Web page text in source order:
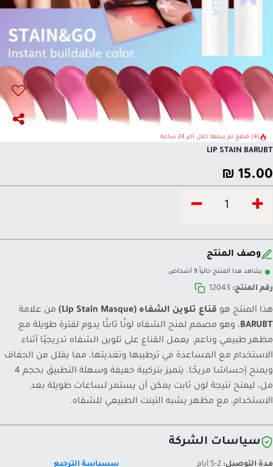
(4) قطع تم بيعها خلال آخر 24 ساعة
LIP STAIN BARUBT
15.00
₪
وصف المنتج
يشاهد هذا المنتج حالياً 9 أشخاص
رقم المنتج: 12043
هذا المنتج هو قناع تلوين الشفاه (Lip Stain Masque)
من علامة
BARUBT، وهو مصمم لمنح الشفاه لونًا ثابتًا يدوم لفترة طويلة مع
مظهر طبيعي وناعم. يعمل القناع على تلوين الشفاه تدريجيًا أثناء
الاستخدام مع المساعدة في ترطيبها وتغذيتها، مما يقلل من الجفاف
ويمنح إحساسًا مريحًا. يتميز بتركيبة خفيفة وسهلة التطبيق بحجم 4
مل، ليمنح نتيجة لون ثابت يمكن أن يستمر لساعات طويلة بعد
الاستخدام، مع مظهر يشبه التينت الطبيعي للشفاه.
سياسات الشركة
مدة التوصيل: سسياسة الترجيع